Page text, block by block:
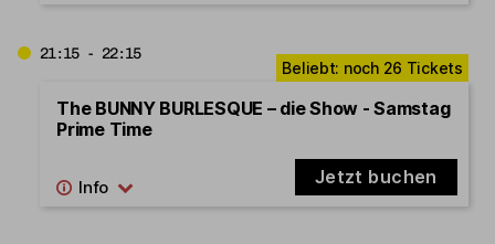
21:15 - 22:15
The BUNNY BURLESQUE – die Show - Samstag
Prime Time
Jetzt buchen